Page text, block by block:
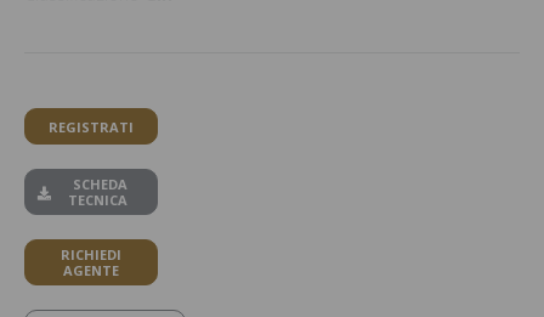
REGISTRATI
SCHEDA
TECNICA
RICHIEDI
AGENTE